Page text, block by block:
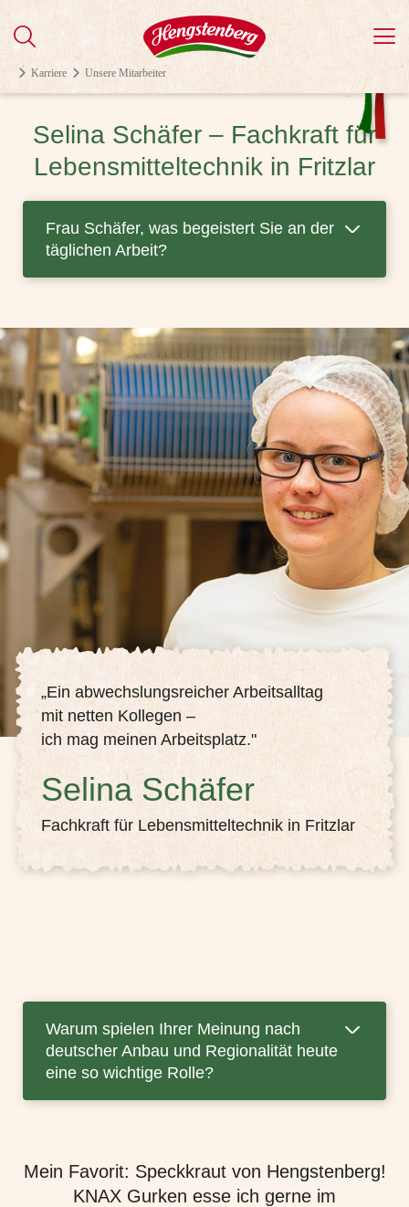
Karriere Unsere Mitarbeiter
Selina Schäfer – Fachkraft für
Lebensmitteltechnik in Fritzlar
Frau Schäfer, was begeistert Sie an der
täglichen Arbeit?
„Ein abwechslungsreicher Arbeitsalltag
mit netten Kollegen –
ich mag meinen Arbeitsplatz."
Selina Schäfer
Fachkraft für Lebensmitteltechnik in Fritzlar
Warum spielen Ihrer Meinung nach
deutscher Anbau und Regionalität heute
eine so wichtige Rolle?
Mein Favorit: Speckkraut von Hengstenberg!
KNAX Gurken esse ich gerne im